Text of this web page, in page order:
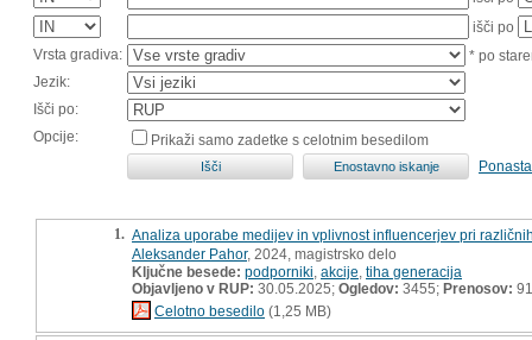
išči po
Vrsta gradiva:
* po
Jezik:
Išči po:
Opcije:
Prikaži samo zadetke s celotnim besedilom
1. Analiza uporabe medijev in vplivnost influencerjev pri
Aleksander Pahor, 2024, magistrsko delo
Ključne besede: podporniki akcije tiha generacija
Objavljeno v RUP: 30.05.2025; Ogledov: 3455; Prenosov: 91
Celotno besedilo (1,25 MB)